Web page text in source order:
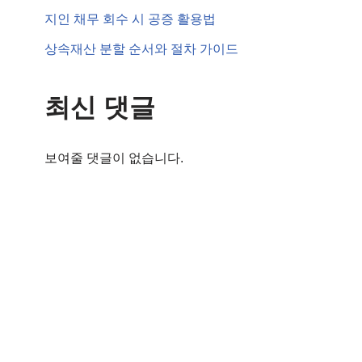
지인 채무 회수 시 공증 활용법
상속재산 분할 순서와 절차 가이드
최신 댓글
보여줄 댓글이 없습니다.